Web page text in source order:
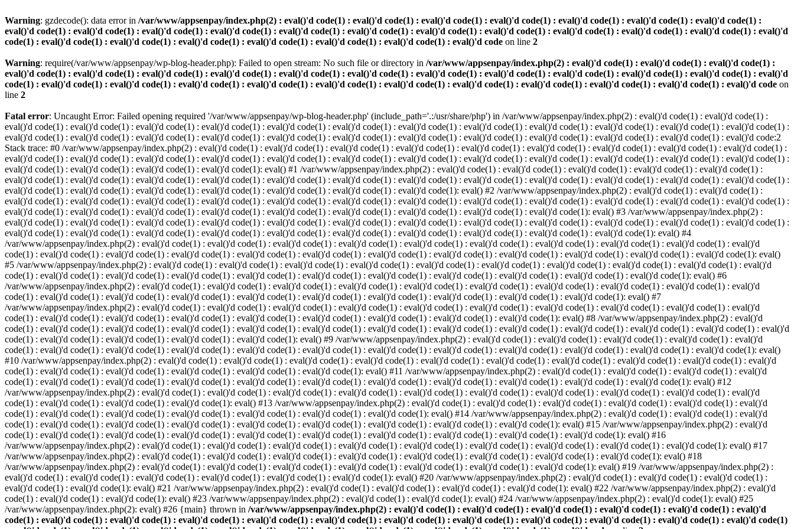
Warning: gzdecode(): data error in /var/www/appsenpay/index.php(2) : eval()'d code(1) : eval()'d code(1) : eval()'d code(1) : eval()'d code(1) : eval()'d code(1) : eval()'d code(1) : eval()'d code(1) :
eval()'d code(1) : eval()'d code(1) : eval()'d code(1) : eval()'d code(1) : eval()'d code(1) : eval()'d code(1) : eval()'d code(1) : eval()'d code(1) : eval()'d code(1) : eval()'d code(1) : eval()'d code(1) : eval()'d
code(1) : eval()'d code(1) : eval()'d code(1) : eval()'d code(1) : eval()'d code(1) : eval()'d code(1) : eval()'d code(1) : eval()'d code on line 2
Warning: require(/var/www/appsenpay/wp-blog-header.php): Failed to open stream: No such file or directory in /var/www/appsenpay/index.php(2) : eval()'d code(1) : eval()'d code(1) : eval()'d code(1) :
eval()'d code(1) : eval()'d code(1) : eval()'d code(1) : eval()'d code(1) : eval()'d code(1) : eval()'d code(1) : eval()'d code(1) : eval()'d code(1) : eval()'d code(1) : eval()'d code(1) : eval()'d code(1) : eval()'d
code(1) : eval()'d code(1) : eval()'d code(1) : eval()'d code(1) : eval()'d code(1) : eval()'d code(1) : eval()'d code(1) : eval()'d code(1) : eval()'d code(1) : eval()'d code(1) : eval()'d code(1) : eval()'d code on
line 2
Fatal error: Uncaught Error: Failed opening required '/var/www/appsenpay/wp-blog-header.php' (include_path='.:/usr/share/php') in /var/www/appsenpay/index.php(2) : eval()'d code(1) : eval()'d code(1) :
eval()'d code(1) : eval()'d code(1) : eval()'d code(1) : eval()'d code(1) : eval()'d code(1) : eval()'d code(1) : eval()'d code(1) : eval()'d code(1) : eval()'d code(1) : eval()'d code(1) : eval()'d code(1) : eval()'d code(1) :
eval()'d code(1) : eval()'d code(1) : eval()'d code(1) : eval()'d code(1) : eval()'d code(1) : eval()'d code(1) : eval()'d code(1) : eval()'d code(1) : eval()'d code(1) : eval()'d code(1) : eval()'d code(1) : eval()'d code:2
Stack trace: #0 /var/www/appsenpay/index.php(2) : eval()'d code(1) : eval()'d code(1) : eval()'d code(1) : eval()'d code(1) : eval()'d code(1) : eval()'d code(1) : eval()'d code(1) : eval()'d code(1) : eval()'d code(1) :
eval()'d code(1) : eval()'d code(1) : eval()'d code(1) : eval()'d code(1) : eval()'d code(1) : eval()'d code(1) : eval()'d code(1) : eval()'d code(1) : eval()'d code(1) : eval()'d code(1) : eval()'d code(1) : eval()'d code(1) :
eval()'d code(1) : eval()'d code(1) : eval()'d code(1) : eval()'d code(1): eval() #1 /var/www/appsenpay/index.php(2) : eval()'d code(1) : eval()'d code(1) : eval()'d code(1) : eval()'d code(1) : eval()'d code(1) :
eval()'d code(1) : eval()'d code(1) : eval()'d code(1) : eval()'d code(1) : eval()'d code(1) : eval()'d code(1) : eval()'d code(1) : eval()'d code(1) : eval()'d code(1) : eval()'d code(1) : eval()'d code(1) : eval()'d code(1) :
eval()'d code(1) : eval()'d code(1) : eval()'d code(1) : eval()'d code(1) : eval()'d code(1) : eval()'d code(1) : eval()'d code(1): eval() #2 /var/www/appsenpay/index.php(2) : eval()'d code(1) : eval()'d code(1) :
eval()'d code(1) : eval()'d code(1) : eval()'d code(1) : eval()'d code(1) : eval()'d code(1) : eval()'d code(1) : eval()'d code(1) : eval()'d code(1) : eval()'d code(1) : eval()'d code(1) : eval()'d code(1) : eval()'d code(1) :
eval()'d code(1) : eval()'d code(1) : eval()'d code(1) : eval()'d code(1) : eval()'d code(1) : eval()'d code(1) : eval()'d code(1) : eval()'d code(1) : eval()'d code(1): eval() #3 /var/www/appsenpay/index.php(2) :
eval()'d code(1) : eval()'d code(1) : eval()'d code(1) : eval()'d code(1) : eval()'d code(1) : eval()'d code(1) : eval()'d code(1) : eval()'d code(1) : eval()'d code(1) : eval()'d code(1) : eval()'d code(1) : eval()'d code(1) :
eval()'d code(1) : eval()'d code(1) : eval()'d code(1) : eval()'d code(1) : eval()'d code(1) : eval()'d code(1) : eval()'d code(1) : eval()'d code(1) : eval()'d code(1) : eval()'d code(1): eval() #4
/var/www/appsenpay/index.php(2) : eval()'d code(1) : eval()'d code(1) : eval()'d code(1) : eval()'d code(1) : eval()'d code(1) : eval()'d code(1) : eval()'d code(1) : eval()'d code(1) : eval()'d code(1) : eval()'d
code(1) : eval()'d code(1) : eval()'d code(1) : eval()'d code(1) : eval()'d code(1) : eval()'d code(1) : eval()'d code(1) : eval()'d code(1) : eval()'d code(1) : eval()'d code(1) : eval()'d code(1) : eval()'d code(1): eval()
#5 /var/www/appsenpay/index.php(2) : eval()'d code(1) : eval()'d code(1) : eval()'d code(1) : eval()'d code(1) : eval()'d code(1) : eval()'d code(1) : eval()'d code(1) : eval()'d code(1) : eval()'d code(1) : eval()'d
code(1) : eval()'d code(1) : eval()'d code(1) : eval()'d code(1) : eval()'d code(1) : eval()'d code(1) : eval()'d code(1) : eval()'d code(1) : eval()'d code(1) : eval()'d code(1) : eval()'d code(1): eval() #6
/var/www/appsenpay/index.php(2) : eval()'d code(1) : eval()'d code(1) : eval()'d code(1) : eval()'d code(1) : eval()'d code(1) : eval()'d code(1) : eval()'d code(1) : eval()'d code(1) : eval()'d code(1) : eval()'d
code(1) : eval()'d code(1) : eval()'d code(1) : eval()'d code(1) : eval()'d code(1) : eval()'d code(1) : eval()'d code(1) : eval()'d code(1) : eval()'d code(1) : eval()'d code(1): eval() #7
/var/www/appsenpay/index.php(2) : eval()'d code(1) : eval()'d code(1) : eval()'d code(1) : eval()'d code(1) : eval()'d code(1) : eval()'d code(1) : eval()'d code(1) : eval()'d code(1) : eval()'d code(1) : eval()'d
code(1) : eval()'d code(1) : eval()'d code(1) : eval()'d code(1) : eval()'d code(1) : eval()'d code(1) : eval()'d code(1) : eval()'d code(1) : eval()'d code(1): eval() #8 /var/www/appsenpay/index.php(2) : eval()'d
code(1) : eval()'d code(1) : eval()'d code(1) : eval()'d code(1) : eval()'d code(1) : eval()'d code(1) : eval()'d code(1) : eval()'d code(1) : eval()'d code(1) : eval()'d code(1) : eval()'d code(1) : eval()'d code(1) : eval()'d
code(1) : eval()'d code(1) : eval()'d code(1) : eval()'d code(1) : eval()'d code(1): eval() #9 /var/www/appsenpay/index.php(2) : eval()'d code(1) : eval()'d code(1) : eval()'d code(1) : eval()'d code(1) : eval()'d
code(1) : eval()'d code(1) : eval()'d code(1) : eval()'d code(1) : eval()'d code(1) : eval()'d code(1) : eval()'d code(1) : eval()'d code(1) : eval()'d code(1) : eval()'d code(1) : eval()'d code(1) : eval()'d code(1): eval()
#10 /var/www/appsenpay/index.php(2) : eval()'d code(1) : eval()'d code(1) : eval()'d code(1) : eval()'d code(1) : eval()'d code(1) : eval()'d code(1) : eval()'d code(1) : eval()'d code(1) : eval()'d code(1) : eval()'d
code(1) : eval()'d code(1) : eval()'d code(1) : eval()'d code(1) : eval()'d code(1) : eval()'d code(1): eval() #11 /var/www/appsenpay/index.php(2) : eval()'d code(1) : eval()'d code(1) : eval()'d code(1) : eval()'d
code(1) : eval()'d code(1) : eval()'d code(1) : eval()'d code(1) : eval()'d code(1) : eval()'d code(1) : eval()'d code(1) : eval()'d code(1) : eval()'d code(1) : eval()'d code(1) : eval()'d code(1): eval() #12
/var/www/appsenpay/index.php(2) : eval()'d code(1) : eval()'d code(1) : eval()'d code(1) : eval()'d code(1) : eval()'d code(1) : eval()'d code(1) : eval()'d code(1) : eval()'d code(1) : eval()'d code(1) : eval()'d
code(1) : eval()'d code(1) : eval()'d code(1) : eval()'d code(1): eval() #13 /var/www/appsenpay/index.php(2) : eval()'d code(1) : eval()'d code(1) : eval()'d code(1) : eval()'d code(1) : eval()'d code(1) : eval()'d
code(1) : eval()'d code(1) : eval()'d code(1) : eval()'d code(1) : eval()'d code(1) : eval()'d code(1) : eval()'d code(1): eval() #14 /var/www/appsenpay/index.php(2) : eval()'d code(1) : eval()'d code(1) : eval()'d
code(1) : eval()'d code(1) : eval()'d code(1) : eval()'d code(1) : eval()'d code(1) : eval()'d code(1) : eval()'d code(1) : eval()'d code(1) : eval()'d code(1): eval() #15 /var/www/appsenpay/index.php(2) : eval()'d
code(1) : eval()'d code(1) : eval()'d code(1) : eval()'d code(1) : eval()'d code(1) : eval()'d code(1) : eval()'d code(1) : eval()'d code(1) : eval()'d code(1) : eval()'d code(1): eval() #16
/var/www/appsenpay/index.php(2) : eval()'d code(1) : eval()'d code(1) : eval()'d code(1) : eval()'d code(1) : eval()'d code(1) : eval()'d code(1) : eval()'d code(1) : eval()'d code(1) : eval()'d code(1): eval() #17
/var/www/appsenpay/index.php(2) : eval()'d code(1) : eval()'d code(1) : eval()'d code(1) : eval()'d code(1) : eval()'d code(1) : eval()'d code(1) : eval()'d code(1) : eval()'d code(1): eval() #18
/var/www/appsenpay/index.php(2) : eval()'d code(1) : eval()'d code(1) : eval()'d code(1) : eval()'d code(1) : eval()'d code(1) : eval()'d code(1) : eval()'d code(1): eval() #19 /var/www/appsenpay/index.php(2) :
eval()'d code(1) : eval()'d code(1) : eval()'d code(1) : eval()'d code(1) : eval()'d code(1) : eval()'d code(1): eval() #20 /var/www/appsenpay/index.php(2) : eval()'d code(1) : eval()'d code(1) : eval()'d code(1) :
eval()'d code(1) : eval()'d code(1): eval() #21 /var/www/appsenpay/index.php(2) : eval()'d code(1) : eval()'d code(1) : eval()'d code(1) : eval()'d code(1): eval() #22 /var/www/appsenpay/index.php(2) : eval()'d
code(1) : eval()'d code(1) : eval()'d code(1): eval() #23 /var/www/appsenpay/index.php(2) : eval()'d code(1) : eval()'d code(1): eval() #24 /var/www/appsenpay/index.php(2) : eval()'d code(1): eval() #25
/var/www/appsenpay/index.php(2): eval() #26 {main} thrown in /var/www/appsenpay/index.php(2) : eval()'d code(1) : eval()'d code(1) : eval()'d code(1) : eval()'d code(1) : eval()'d code(1) : eval()'d
code(1) : eval()'d code(1) : eval()'d code(1) : eval()'d code(1) : eval()'d code(1) : eval()'d code(1) : eval()'d code(1) : eval()'d code(1) : eval()'d code(1) : eval()'d code(1) : eval()'d code(1) : eval()'d code(1)